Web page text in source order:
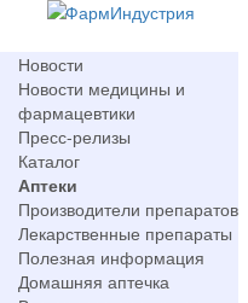
Новости
Новости медицины и
фармацевтики
Пресс-релизы
Каталог
Аптеки
Производители препаратов
Лекарственные препараты
Полезная информация
Домашняя аптечка